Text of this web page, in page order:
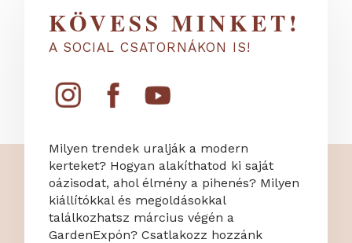
KÖVESS MINKET!
A SOCIAL CSATORNÁKON IS!
Milyen trendek uralják a modern
kerteket? Hogyan alakíthatod ki saját
oázisodat, ahol élmény a pihenés? Milyen
kiállítókkal és megoldásokkal
találkozhatsz március végén a
GardenExpón? Csatlakozz hozzánk